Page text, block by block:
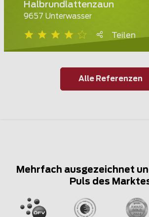
Halbrundlattenzaun
9657 Unterwasser
Teilen
Alle Referenzen
Mehrfach ausgezeichnet
Puls des